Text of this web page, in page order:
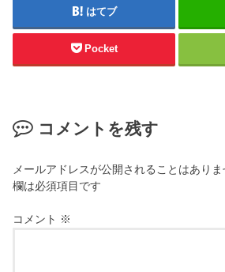
はてブ
Pocket
コメントを残す
メールアドレスが公開されることはありま
欄は必須項目です
コメント ※